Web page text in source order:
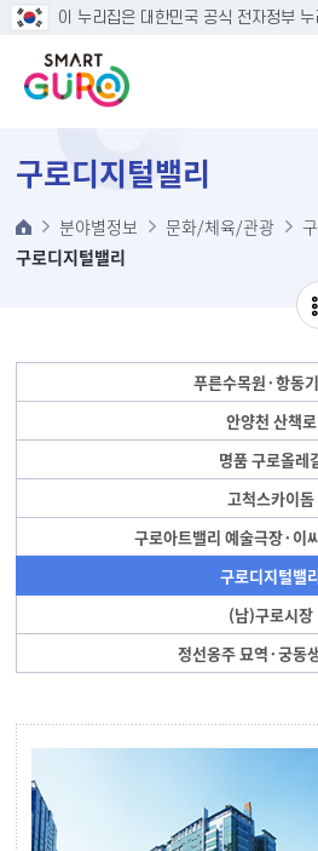
본문 바로가
이 누리집은 대한민국 공식 전자정부 누
구로디지털밸리
분야별정보 문화/체육/관광
구로디지털밸리
푸른수목원·항동
안양천 산책로
명품 구로올레
고척스카이돔
구로아트밸리 예술극장·이
구로디지털밸
(남)구로시장
정선옹주 묘역·궁동